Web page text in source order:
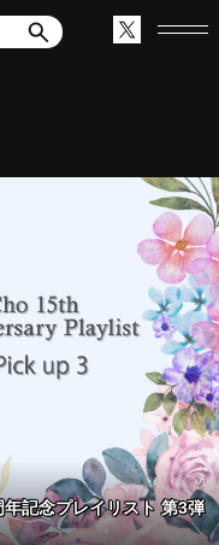
記念プレイリスト 第3弾